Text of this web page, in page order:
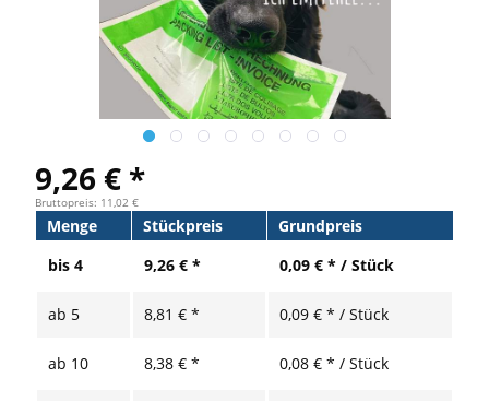
9,26 € *
Bruttopreis: 11,02 €
Menge Stückpreis
Grundpreis
bis 4 9,26 € * 0,09 € * / Stück
ab 5 8,81 € * 0,09 € * / Stück
ab 10 8,38 € * 0,08 € * / Stück